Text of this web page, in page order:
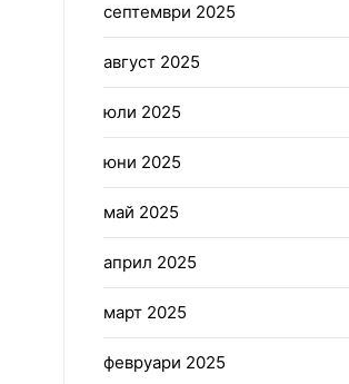
септември 2025
август 2025
юли 2025
юни 2025
май 2025
април 2025
март 2025
февруари 2025